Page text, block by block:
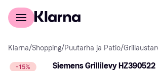
Kuluttajille
Klarna/Shopping/Puutarha ja Patio/
-15% Siemens Grillilevy HZ390522